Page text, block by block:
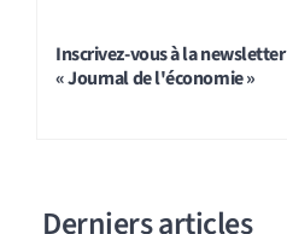
Inscrivez-vous à la newsletter
« Journal de l'économie »
Derniers articles